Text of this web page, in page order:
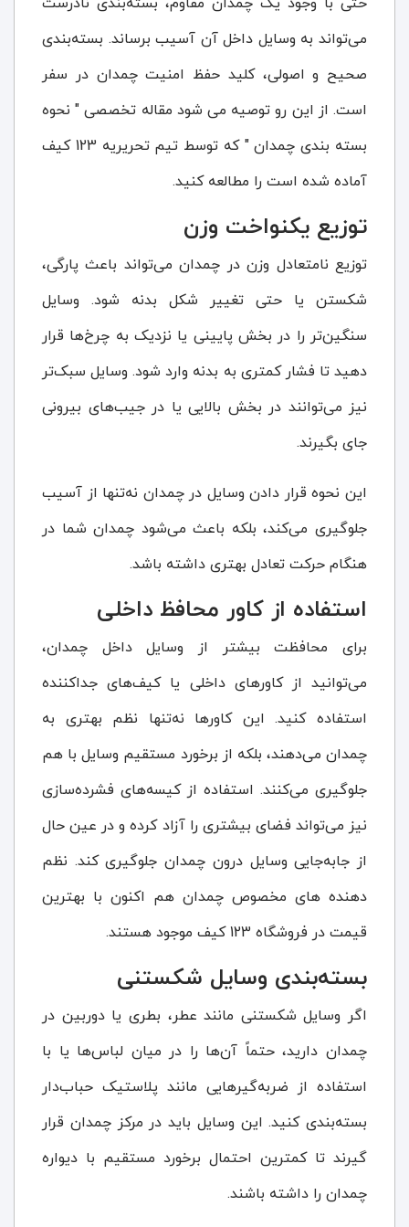
می‌تواند به وسایل داخل آن آسیب برساند. بسته‌بندی
صحیح و اصولی، کلید حفظ امنیت چمدان در سفر
است. از این رو توصیه می شود مقاله تخصصی " نحوه
بسته بندی چمدان " که توسط تیم تحریریه 123 کیف
آماده شده است را مطالعه کنید.
توزیع یکنواخت وزن
توزیع نامتعادل وزن در چمدان می‌تواند باعث پارگی،
شکستن یا حتی تغییر شکل بدنه شود. وسایل
سنگین‌تر را در بخش پایینی یا نزدیک به چرخ‌ها قرار
دهید تا فشار کمتری به بدنه وارد شود. وسایل سبک‌تر
نیز می‌توانند در بخش بالایی یا در جیب‌های بیرونی
جای بگیرند.
این نحوه قرار دادن وسایل در چمدان نه‌تنها از آسیب
جلوگیری می‌کند، بلکه باعث می‌شود چمدان شما در
هنگام حرکت تعادل بهتری داشته باشد.
استفاده از کاور محافظ داخلی
برای محافظت بیشتر از وسایل داخل چمدان،
می‌توانید از کاورهای داخلی یا کیف‌های جداکننده
استفاده کنید. این کاورها نه‌تنها نظم بهتری به
چمدان می‌دهند، بلکه از برخورد مستقیم وسایل با هم
جلوگیری می‌کنند. استفاده از کیسه‌های فشرده‌سازی
نیز می‌تواند فضای بیشتری را آزاد کرده و در عین حال
از جابه‌جایی وسایل درون چمدان جلوگیری کند. نظم
دهنده های مخصوص چمدان هم اکنون با بهترین
قیمت در فروشگاه 123 کیف موجود هستند.
بسته‌بندی وسایل شکستنی
اگر وسایل شکستنی مانند عطر، بطری یا دوربین در
چمدان دارید، حتماً آن‌ها را در میان لباس‌ها یا با
استفاده از ضربه‌گیرهایی مانند پلاستیک حباب‌دار
بسته‌بندی کنید. این وسایل باید در مرکز چمدان قرار
گیرند تا کمترین احتمال برخورد مستقیم با دیواره
چمدان را داشته باشند.